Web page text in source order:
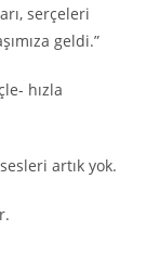
serçeleri
geldi.”
hızla
artık yok.